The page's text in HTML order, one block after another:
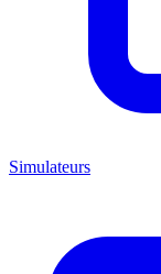
Simulateurs